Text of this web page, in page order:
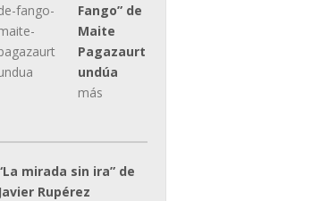
Fango” de
Maite
Pagazaurt
undúa
más
mirada sin ira” de
Javier Rupérez